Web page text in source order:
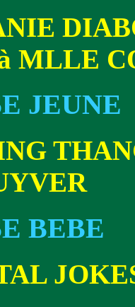
MLLE
JEUNE
BEBE